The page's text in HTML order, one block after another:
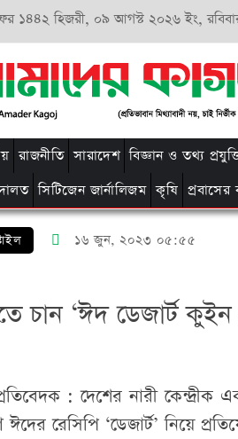
১৪৪২ হিজরী, ০৯ আগস্ট ২০২৬ ইং,
রাজনীতি সারাদেশ বিজ্ঞান ও তথ্য
সিটিজেন জার্নালিজম কৃষি প্রবাসের
১৬ জুন, ২০২৩ ০৫:৫৫
চান ‘ঈদ ডেজার্ট
: দেশের নারী কেন্দ্রীক
রেসিপি ‘ডেজার্ট’ নিয়ে